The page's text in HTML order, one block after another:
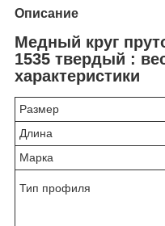
Описание
Медный круг
1535 твердый :
характеристики
Размер
Длина
Марка
Тип профиля